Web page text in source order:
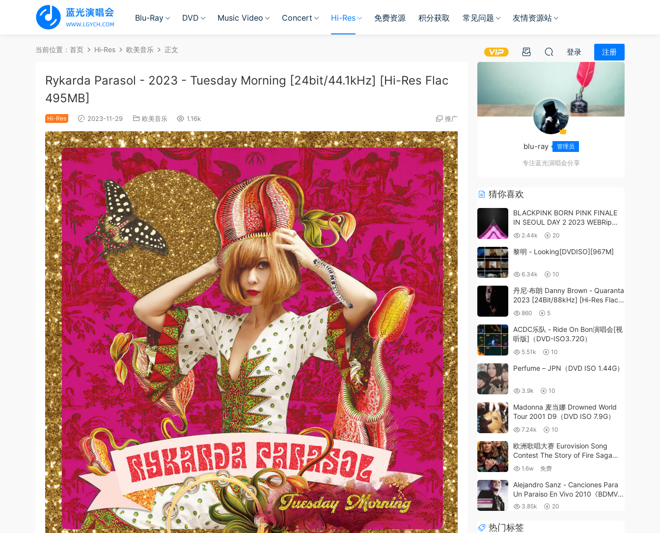
Blu-Ray DVD Music Video Concert Hi-Res 免费资源 积分获取 常见问题 友情资源站
登录 注册
当前位置： 首页 Hi-Res 欧美音乐 正文
Rykarda Parasol - 2023 - Tuesday Morning [24bit/44.1kHz] [Hi-Res Flac
495MB]
Hi-Res 2023-11-29 欧美音乐 1.16k 推广
blu-ray 管理员
专注蓝光演唱会分享
猜你喜欢
BLACKPINK BORN PINK FINALE
IN SEOUL DAY 2 2023 WEBRip
1080p H265 中字 [WEBRip MP4
22.4GB]
2.44k 20
黎明 - Looking[DVDISO][967M]
6.34k 10
丹尼·布朗 Danny Brown - Quaranta
2023 [24Bit/88kHz] [Hi-Res Flac
645MB]
860 5
ACDC乐队 - Ride On Bon演唱会[视
听版]（DVD-ISO3.72G）
5.51k 10
Perfume – JPN（DVD ISO 1.44G）
3.9k 10
Madonna 麦当娜 Drowned World
Tour 2001 D9（DVD ISO 7.9G）
7.24k 10
欧洲歌唱大赛 Eurovision Song
Contest The Story of Fire Saga
2020 UHD 4K《WEB-DL MKV
23.5G》
1.6w 免费
Alejandro Sanz - Canciones Para
Un Paraiso En Vivo 2010《BDMV
22.2GB》
3.85k 20
热门标签